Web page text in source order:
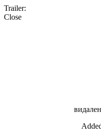
Trailer:
Close